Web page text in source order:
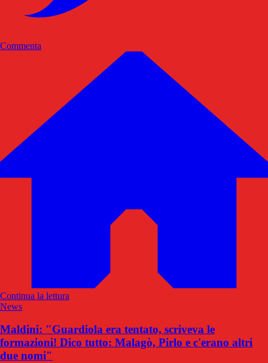
Commenta
Continua la lettura
News
Maldini: "Guardiola era tentato, scriveva le
formazioni! Dico tutto: Malagò, Pirlo e c'erano altri
due nomi"